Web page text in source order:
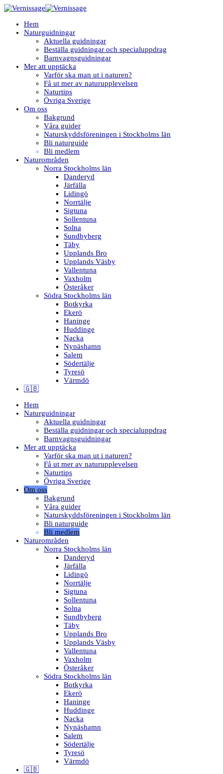
Hem
Naturguidningar
Aktuella guidningar
Beställa guidningar och specialuppdrag
Barnvagnsguidningar
Mer att upptäcka
Varför ska man ut i naturen?
Få ut mer av naturupplevelsen
Naturtips
Övriga Sverige
Om oss
Bakgrund
Våra guider
Naturskyddsföreningen i Stockholms län
Bli naturguide
Bli medlem
Naturområden
Norra Stockholms län
Danderyd
Järfälla
Lidingö
Norrtälje
Sigtuna
Sollentuna
Solna
Sundbyberg
Täby
Upplands Bro
Upplands Väsby
Vallentuna
Vaxholm
Österåker
Södra Stockholms län
Botkyrka
Ekerö
Haninge
Huddinge
Nacka
Nynäshamn
Salem
Södertälje
Tyresö
Värmdö
🇬🇧
Hem
Naturguidningar
Aktuella guidningar
Beställa guidningar och specialuppdrag
Barnvagnsguidningar
Mer att upptäcka
Varför ska man ut i naturen?
Få ut mer av naturupplevelsen
Naturtips
Övriga Sverige
Om oss
Bakgrund
Våra guider
Naturskyddsföreningen i Stockholms län
Bli naturguide
Bli medlem
Naturområden
Norra Stockholms län
Danderyd
Järfälla
Lidingö
Norrtälje
Sigtuna
Sollentuna
Solna
Sundbyberg
Täby
Upplands Bro
Upplands Väsby
Vallentuna
Vaxholm
Österåker
Södra Stockholms län
Botkyrka
Ekerö
Haninge
Huddinge
Nacka
Nynäshamn
Salem
Södertälje
Tyresö
Värmdö
🇬🇧